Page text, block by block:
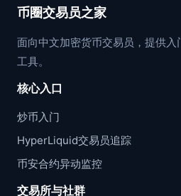
币圈交易员之家
面向中文加密货币交易员，提供
工具。
核心入口
炒币入门
HyperLiquid交易员追踪
币安合约异动监控
交易所与社群